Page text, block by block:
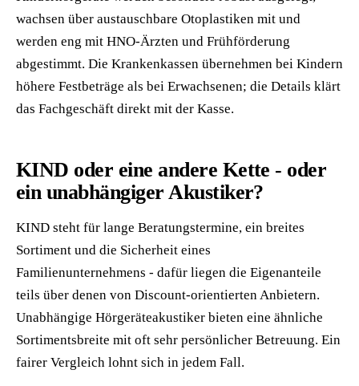
wachsen über austauschbare Otoplastiken mit und
werden eng mit HNO-Ärzten und Frühförderung
abgestimmt. Die Krankenkassen übernehmen bei Kindern
höhere Festbeträge als bei Erwachsenen; die Details klärt
das Fachgeschäft direkt mit der Kasse.
KIND oder eine andere Kette - oder
ein unabhängiger Akustiker?
KIND steht für lange Beratungstermine, ein breites
Sortiment und die Sicherheit eines
Familienunternehmens - dafür liegen die Eigenanteile
teils über denen von Discount-orientierten Anbietern.
Unabhängige Hörgeräteakustiker bieten eine ähnliche
Sortimentsbreite mit oft sehr persönlicher Betreuung. Ein
fairer Vergleich lohnt sich in jedem Fall.